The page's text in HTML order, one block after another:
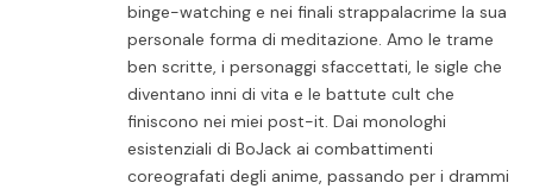
binge-watching e nei finali strappalacrime la sua
personale forma di meditazione. Amo le trame
ben scritte, i personaggi sfaccettati, le sigle che
diventano inni di vita e le battute cult che
finiscono nei miei post-it. Dai monologhi
esistenziali di BoJack ai combattimenti
coreografati degli anime, passando per i drammi